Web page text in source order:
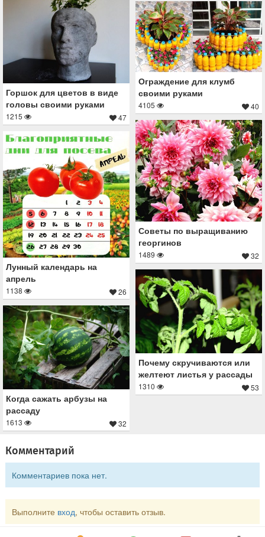
Горшок для цветов в виде
головы своими руками
1215 47
Ограждение для клумб
своими руками
4105 40
Советы по выращиванию
георгинов
1489 32
Лунный календарь на
апрель
1138 26
Почему скручиваются или
желтеют листья у рассады
1310 53
Когда сажать арбузы на
рассаду
1613 32
Комментарий
Комментариев пока нет.
Выполните вход, чтобы оставить отзыв.